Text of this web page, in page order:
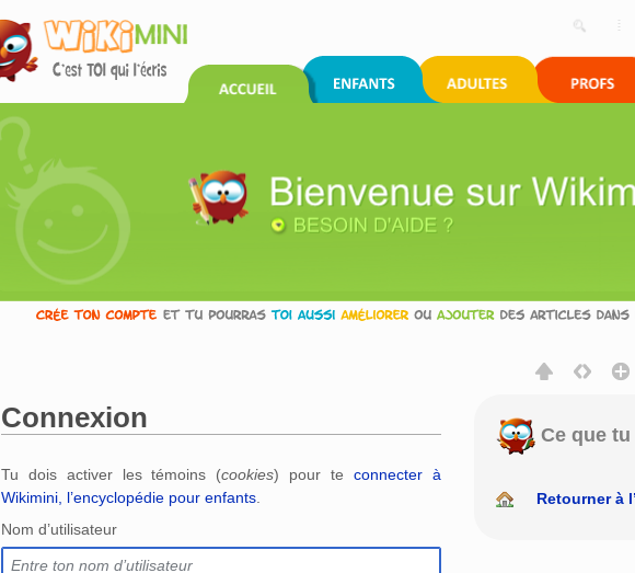
Connexion
Tu dois activer les témoins (cookies) pour te connecter à
Wikimini, l’encyclopédie pour enfants.
Nom d’utilisateur
Ce que
Retourner à